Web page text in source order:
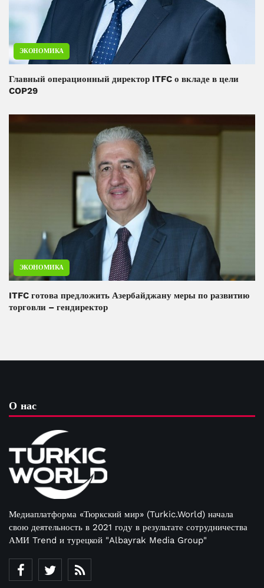
ЭКОНОМИКА
Главный операционный директор ITFC о вкладе в цели
COP29
ЭКОНОМИКА
ITFC готова предложить Азербайджану меры по развитию
торговли – гендиректор
О нас
Медиаплатформа «Тюркский мир» (Turkic.World) начала
свою деятельность в 2021 году в результате сотрудничества
АМИ Trend и турецкой "Albayrak Media Group"